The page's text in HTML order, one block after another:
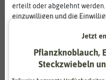
erteilt oder abgelehnt
einzuwilligen und die
Informationen zur
Jetzt
Pflanzknoblauch,
Steckzwiebeln